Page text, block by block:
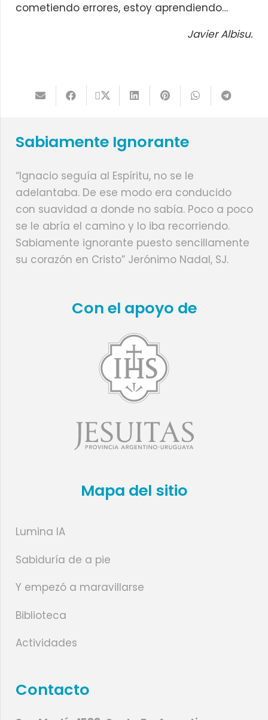
cometiendo errores, estoy aprendiendo…
Javier Albisu.
Sabiamente Ignorante
“Ignacio seguía al Espíritu, no se le
adelantaba. De ese modo era conducido
con suavidad a donde no sabía. Poco a poco
se le abría el camino y lo iba recorriendo.
Sabiamente ignorante puesto sencillamente
su corazón en Cristo” Jerónimo Nadal, SJ.
Con el apoyo de
Mapa del sitio
Lumina IA
Sabiduría de a pie
Y empezó a maravillarse
Biblioteca
Actividades
Contacto